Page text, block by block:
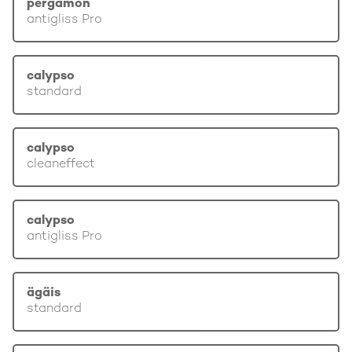
pergamon
antigliss Pro
calypso
standard
calypso
cleaneffect
calypso
antigliss Pro
ägäis
standard